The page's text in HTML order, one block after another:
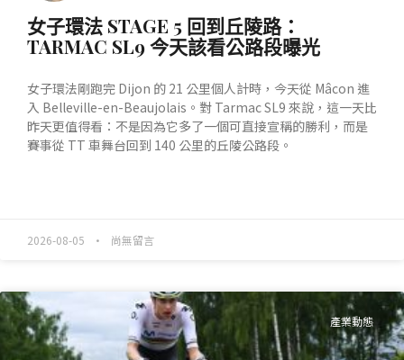
女子環法 STAGE 5 回到丘陵路：
TARMAC SL9 今天該看公路段曝光
女子環法剛跑完 Dijon 的 21 公里個人計時，今天從 Mâcon 進
入 Belleville-en-Beaujolais。對 Tarmac SL9 來說，這一天比
昨天更值得看：不是因為它多了一個可直接宣稱的勝利，而是
賽事從 TT 車舞台回到 140 公里的丘陵公路段。
2026-08-05 尚無留言
產業動態